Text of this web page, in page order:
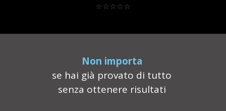
⭐⭐⭐⭐⭐
Non importa
se hai già provato di tutto
senza ottenere risultati